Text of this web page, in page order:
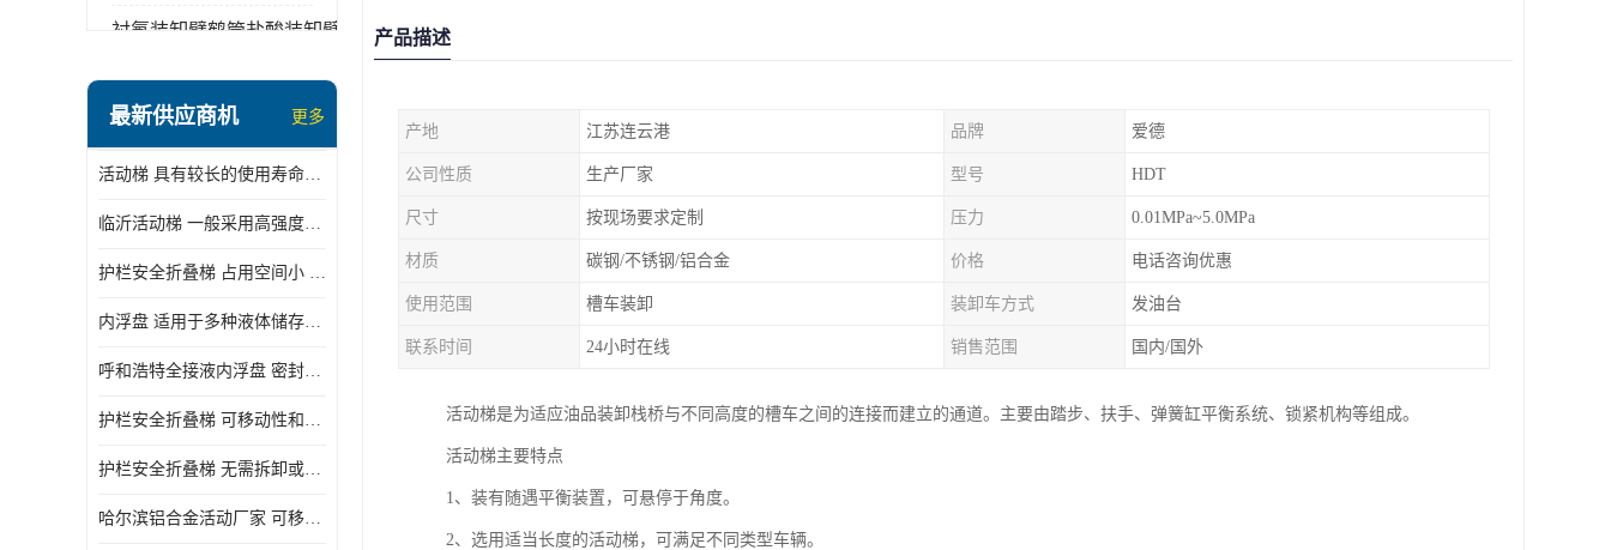
衬氟装卸臂鹤管盐酸装卸臂
顶部装卸车鹤管
液氨液化气鹤管
定量装车系统
最新供应商机 更多
活动梯 具有较长的使用寿命和耐用性 一般采用高强度材料制造
临沂活动梯 一般采用高强度材料制造 可以用于多种不同的任务
护栏安全折叠梯 占用空间小 方便存放和搬运
内浮盘 适用于多种液体储存和运输 能够降低运输成本和维护成本
呼和浩特全接液内浮盘 密封性能好 有效保护液体质量
护栏安全折叠梯 可移动性和安全性较高 占用空间小
护栏安全折叠梯 无需拆卸或重新安装 占用空间小
哈尔滨铝合金活动厂家 可移动性和安全性较高 占用空间小
产品描述
产地 江苏连云港 品牌 爱德
公司性质 生产厂家 型号 HDT
尺寸 按现场要求定制 压力 0.01MPa~5.0MPa
材质 碳钢/不锈钢/铝合金 价格 电话咨询优惠
使用范围 槽车装卸 装卸车方式 发油台
联系时间 24小时在线 销售范围 国内/国外
活动梯是为适应油品装卸栈桥与不同高度的槽车之间的连接而建立的通道。主要由踏步、扶手、弹簧缸平衡系统、锁紧机构等组成。
活动梯主要特点
1、装有随遇平衡装置，可悬停于角度。
2、选用适当长度的活动梯，可满足不同类型车辆。